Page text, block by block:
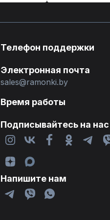
Телефон поддержки
Электронная почта
sales@ramonki.by
Время работы
Подписывайтесь на нас
Напишите нам